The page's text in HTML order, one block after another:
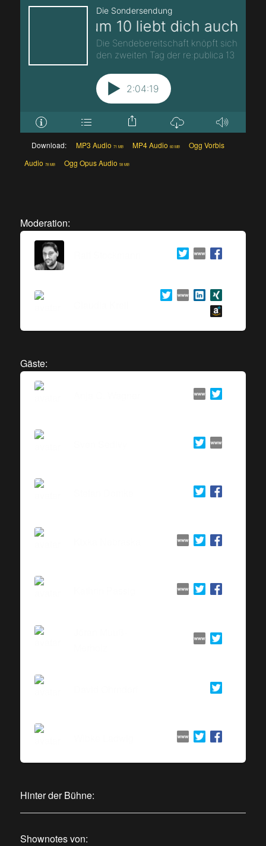
Download: MP3 Audio 71 MB MP4 Audio 60 MB
Ogg Vorbis
Audio 78 MB Ogg Opus Audio 58 MB
Moderation:
Gäste:
Hinter der Bühne:
Shownotes von: